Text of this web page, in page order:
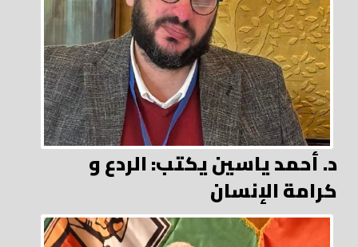
د. أحمد ياسين يكتب: الردع و
كرامة الإنسان